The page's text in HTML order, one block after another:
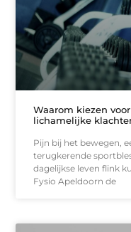
Waarom kiezen
lichamelijke
Pijn bij het bewegen,
terugkerende
dagelijkse leven flink
Fysio Apeldoorn de